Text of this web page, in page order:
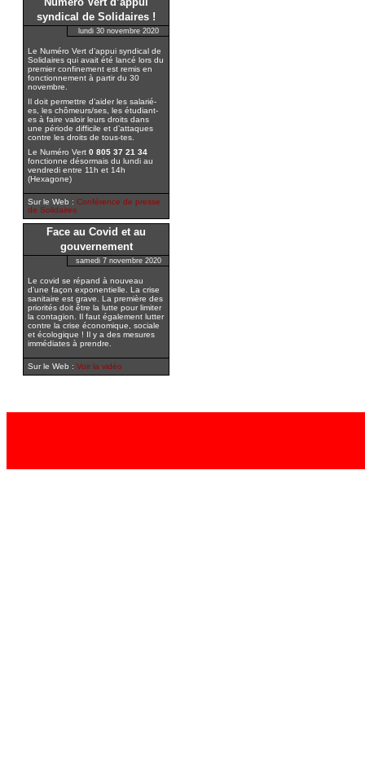
Numéro Vert d’appui
syndical de Solidaires !
lundi 30 novembre 2020
Le Numéro Vert d’appui syndical de
Solidaires qui avait été lancé lors du
premier confinement est remis en
fonctionnement à partir du 30
novembre.
Il doit permettre d’aider les salarié-
es, les chômeurs/ses, les étudiant-
es à faire valoir leurs droits dans
une période difficile et d’attaques
contre les droits de tous-tes.
Le Numéro Vert 0 805 37 21 34
fonctionne désormais du lundi au
vendredi entre 11h et 14h
(Hexagone)
Sur le Web : Conférence de presse
de Solidaires
Face au Covid et au
gouvernement
samedi 7 novembre 2020
Le covid se répand à nouveau
d’une façon exponentielle. La crise
sanitaire est grave. La première des
priorités doit être la lutte pour limiter
la contagion. Il faut également lutter
contre la crise économique, sociale
et écologique ! Il y a des mesures
immédiates à prendre.
Sur le Web : Voir la vidéo